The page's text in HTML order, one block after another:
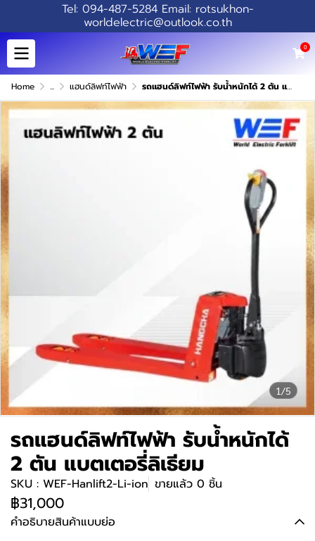
Tel: 094-487-5284 Email: rotsukhon-
worldelectric@outlook.co.th
0
Home ... แฮนด์ลิฟท์ไฟฟ้า รถแฮนด์ลิฟท์ไฟฟ้า รับน้ำหนักได้ 2 ตัน แบตเตอรี่ลิเธียม
1/5
รถแฮนด์ลิฟท์ไฟฟ้า รับน้ำหนักได้
2 ตัน แบตเตอรี่ลิเธียม
SKU : WEF-Hanlift2-Li-ion ขายแล้ว 0 ชิ้น
฿31,000
คำอธิบายสินค้าแบบย่อ